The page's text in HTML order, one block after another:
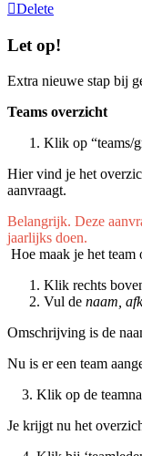
Delete
Let op!
Extra nieuwe stap bij
Teams overzicht
Klik op “teams/
Hier vind je het
aanvraagt.
Belangrijk. Deze
jaarlijks doen.
Hoe maak je het team
Klik rechts
Vul de naam,
Omschrijving is de
Nu is er een team
3. Klik op de
Je krijgt nu het